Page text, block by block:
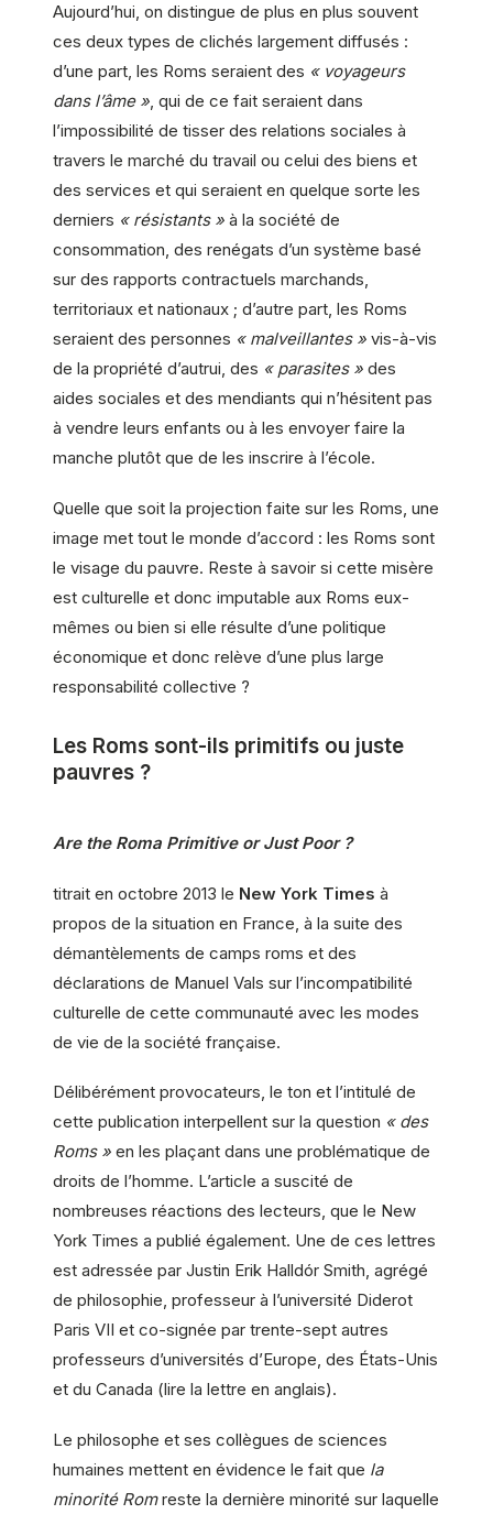
Aujourd’hui, on distingue de plus en plus souvent
ces deux types de clichés largement diffusés :
d’une part, les Roms seraient des « voyageurs
dans l’âme », qui de ce fait seraient dans
l’impossibilité de tisser des relations sociales à
travers le marché du travail ou celui des biens et
des services et qui seraient en quelque sorte les
derniers « résistants » à la société de
consommation, des renégats d’un système basé
sur des rapports contractuels marchands,
territoriaux et nationaux ; d’autre part, les Roms
seraient des personnes « malveillantes » vis-à-vis
de la propriété d’autrui, des « parasites » des
aides sociales et des mendiants qui n’hésitent pas
à vendre leurs enfants ou à les envoyer faire la
manche plutôt que de les inscrire à l’école.
Quelle que soit la projection faite sur les Roms, une
image met tout le monde d’accord : les Roms sont
le visage du pauvre. Reste à savoir si cette misère
est culturelle et donc imputable aux Roms eux-
mêmes ou bien si elle résulte d’une politique
économique et donc relève d’une plus large
responsabilité collective ?
Les Roms sont-ils primitifs ou juste
pauvres ?
Are the Roma Primitive or Just Poor ?
titrait en octobre 2013 le New York Times à
propos de la situation en France, à la suite des
démantèlements de camps roms et des
déclarations de Manuel Vals sur l’incompatibilité
culturelle de cette communauté avec les modes
de vie de la société française.
Délibérément provocateurs, le ton et l’intitulé de
cette publication interpellent sur la question « des
Roms » en les plaçant dans une problématique de
droits de l’homme. L’article a suscité de
nombreuses réactions des lecteurs, que le New
York Times a publié également. Une de ces lettres
est adressée par Justin Erik Halldór Smith, agrégé
de philosophie, professeur à l’université Diderot
Paris VII et co-signée par trente-sept autres
professeurs d’universités d’Europe, des États-Unis
et du Canada (lire la lettre en anglais).
Le philosophe et ses collègues de sciences
humaines mettent en évidence le fait que la
minorité Romreste la dernière minorité sur laquelle